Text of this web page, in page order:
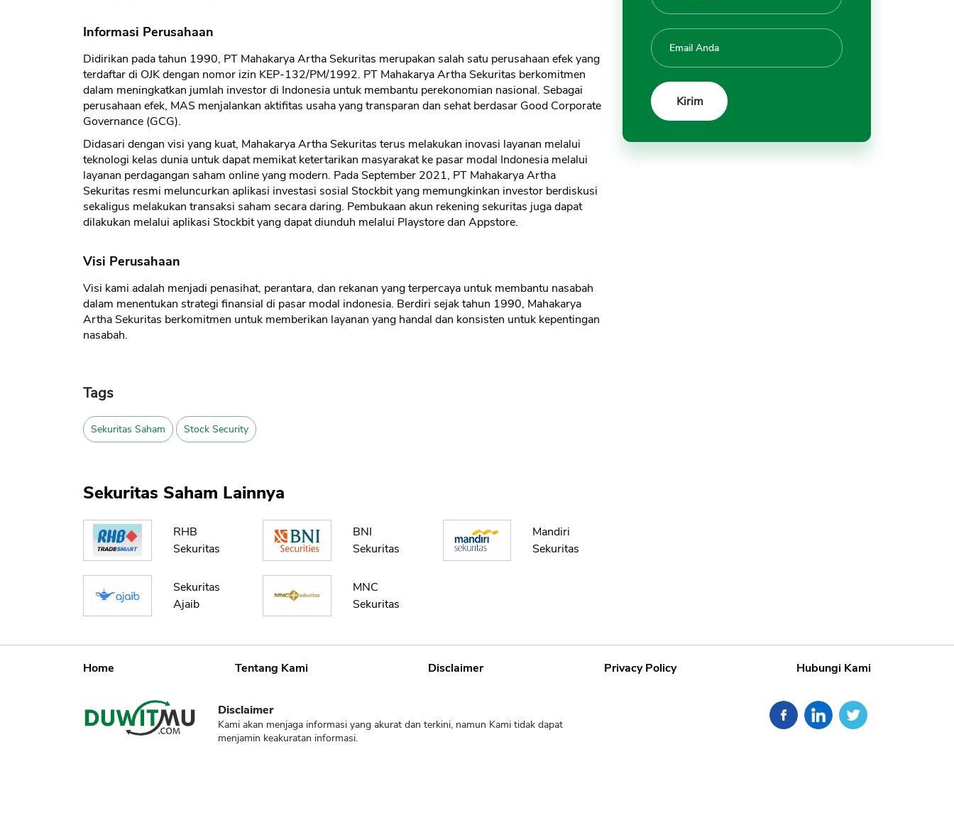
Informasi Perusahaan
Didirikan pada tahun 1990, PT Mahakarya Artha Sekuritas merupakan salah satu perusahaan efek yang
terdaftar di OJK dengan nomor izin KEP-132/PM/1992. PT Mahakarya Artha Sekuritas berkomitmen
dalam meningkatkan jumlah investor di Indonesia untuk membantu perekonomian nasional. Sebagai
perusahaan efek, MAS menjalankan aktifitas usaha yang transparan dan sehat berdasar Good Corporate
Governance (GCG).
Didasari dengan visi yang kuat, Mahakarya Artha Sekuritas terus melakukan inovasi layanan melalui
teknologi kelas dunia untuk dapat memikat ketertarikan masyarakat ke pasar modal Indonesia melalui
layanan perdagangan saham online yang modern. Pada September 2021, PT Mahakarya Artha
Sekuritas resmi meluncurkan aplikasi investasi sosial Stockbit yang memungkinkan investor berdiskusi
sekaligus melakukan transaksi saham secara daring. Pembukaan akun rekening sekuritas juga dapat
dilakukan melalui aplikasi Stockbit yang dapat diunduh melalui Playstore dan Appstore.
Visi Perusahaan
Visi kami adalah menjadi penasihat, perantara, dan rekanan yang terpercaya untuk membantu nasabah
dalam menentukan strategi finansial di pasar modal indonesia. Berdiri sejak tahun 1990, Mahakarya
Artha Sekuritas berkomitmen untuk memberikan layanan yang handal dan konsisten untuk kepentingan
nasabah.
Tags
Sekuritas Saham Stock Security
Sekuritas Saham Lainnya
RHB
Sekuritas
BNI
Sekuritas
Mandiri
Sekuritas
Sekuritas
Ajaib
MNC
Sekuritas
Home Tentang Kami Disclaimer Privacy Policy Hubungi Kami
Disclaimer
Kami akan menjaga informasi yang akurat dan terkini, namun Kami tidak dapat
menjamin keakuratan informasi.
OK
CANCEL